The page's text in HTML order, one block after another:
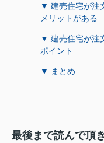
▼ 建売住宅が注
メリットがある
▼ 建売住宅が注
ポイント
▼ まとめ
最後まで読んで頂